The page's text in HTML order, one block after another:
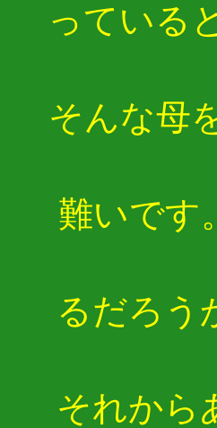
っている
そんな母
難いです
るだろう
それから